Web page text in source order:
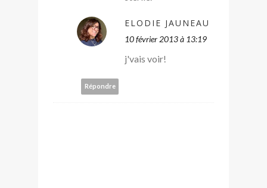
ELODIE JAUNEAU
10 février 2013 à 13:19
j'vais voir!
Répondre